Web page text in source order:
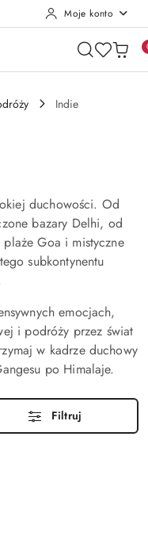
Moje konto
Indie
duchowości. Od
bazary Delhi, od
Goa i mistyczne
subkontynentu
emocjach,
i podróży przez świat
w kadrze duchowy
po Himalaje.
Filtruj